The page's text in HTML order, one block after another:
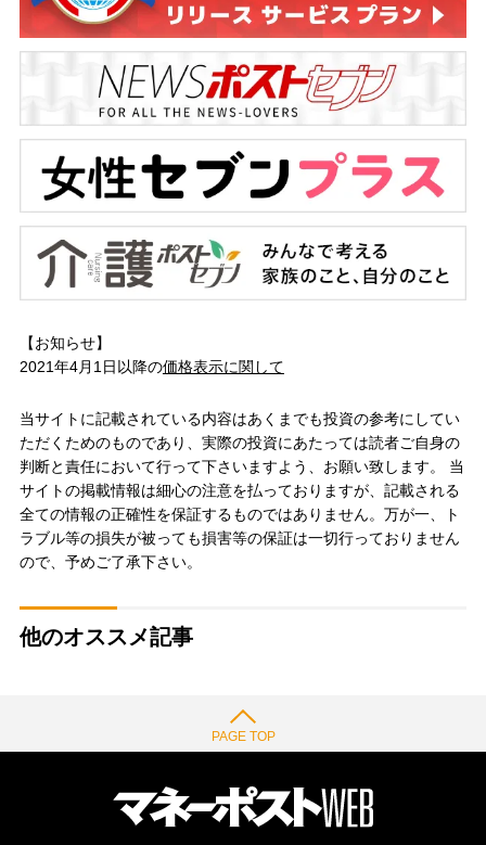
【お知らせ】
2021年4月1日以降の価格表示に関して
当サイトに記載されている内容はあくまでも投資の参考にしてい
ただくためのものであり、実際の投資にあたっては読者ご自身の
判断と責任において行って下さいますよう、お願い致します。 当
サイトの掲載情報は細心の注意を払っておりますが、記載される
全ての情報の正確性を保証するものではありません。万が一、ト
ラブル等の損失が被っても損害等の保証は一切行っておりません
ので、予めご了承下さい。
他のオススメ記事
PAGE TOP